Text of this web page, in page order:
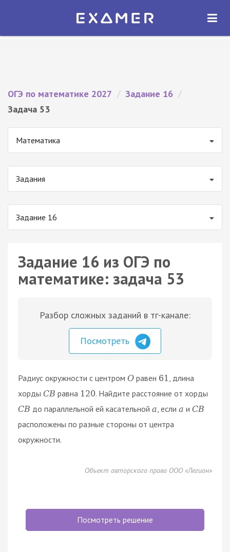
Экзамер — ЕГЭ 2027
ОТКРЫТЬ
ОГЭ по математике 2027 / Задание 16 /
Задача 53
Математика
Задания
Задание 16
Задание 16 из ОГЭ по
математике: задача 53
Разбор сложных заданий в тг-канале:
Посмотреть
Радиус окружности с центром O равен 61
, длина
хорды CB равна 120. Найдите расстояние от хорды
CB до параллельной ей касательной a , если a и CB
расположены по разные стороны от центра
окружности.
Объект авторского права ООО «Легион»
Посмотреть решение